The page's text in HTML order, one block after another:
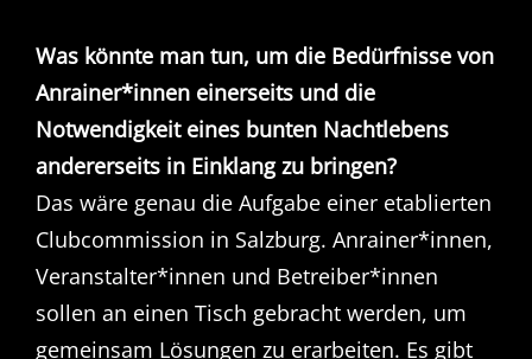
Was könnte man tun, um die Bedürfnisse von
Anrainer*innen einerseits und die
Notwendigkeit eines bunten Nachtlebens
andererseits in Einklang zu bringen?
Das wäre genau die Aufgabe einer etablierten
Clubcommission in Salzburg. Anrainer*innen,
Veranstalter*innen und Betreiber*innen
sollen an einen Tisch gebracht werden, um
gemeinsam Lösungen zu erarbeiten. Es gibt